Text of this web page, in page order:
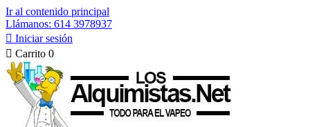
Ir al contenido principal
Llámanos: 614 3978937
 Iniciar sesión
 Carrito 0